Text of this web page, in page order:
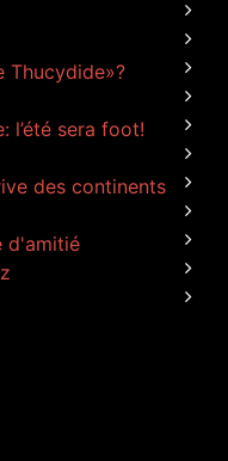
Thucydide»?
l’été sera foot!
des continents
d'amitié